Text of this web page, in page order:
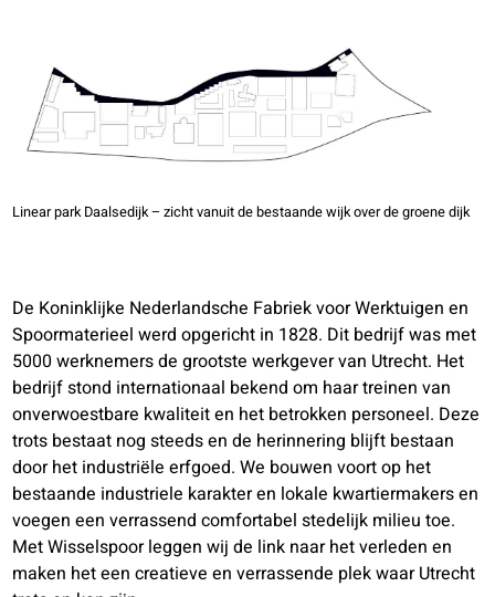
Linear park Daalsedijk – zicht vanuit de bestaande wijk over de groene dijk
De Koninklijke Nederlandsche Fabriek voor Werktuigen en
Spoormaterieel werd opgericht in 1828. Dit bedrijf was met
5000 werknemers de grootste werkgever van Utrecht. Het
bedrijf stond internationaal bekend om haar treinen van
onverwoestbare kwaliteit en het betrokken personeel. Deze
trots bestaat nog steeds en de herinnering blijft bestaan
door het industriële erfgoed. We bouwen voort op het
bestaande industriele karakter en lokale kwartiermakers en
voegen een verrassend comfortabel stedelijk milieu toe.
Met Wisselspoor leggen wij de link naar het verleden en
maken het een creatieve en verrassende plek waar Utrecht